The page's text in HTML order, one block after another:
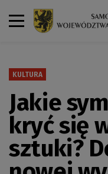
KULTURA
Jakie
kryć się
sztuki?